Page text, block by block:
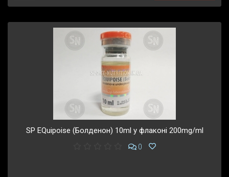
SP EQuipoise (Болденон) 10ml у флаконі 200mg/ml
0